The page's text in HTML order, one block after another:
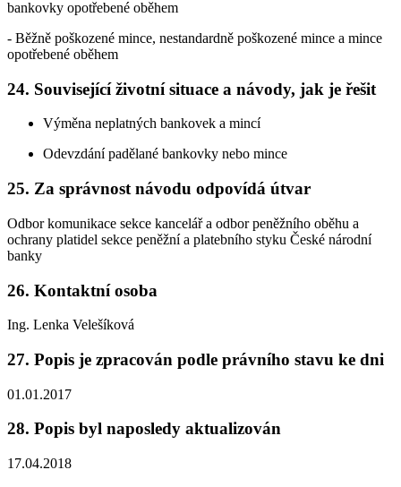
bankovky opotřebené oběhem
- Běžně poškozené mince, nestandardně poškozené mince a mince
opotřebené oběhem
24. Související životní situace a návody, jak je řešit
Výměna neplatných bankovek a mincí
Odevzdání padělané bankovky nebo mince
25. Za správnost návodu odpovídá útvar
Odbor komunikace sekce kancelář a odbor peněžního oběhu a
ochrany platidel sekce peněžní a platebního styku České národní
banky
26. Kontaktní osoba
Ing. Lenka Velešíková
27. Popis je zpracován podle právního stavu ke dni
01.01.2017
28. Popis byl naposledy aktualizován
17.04.2018